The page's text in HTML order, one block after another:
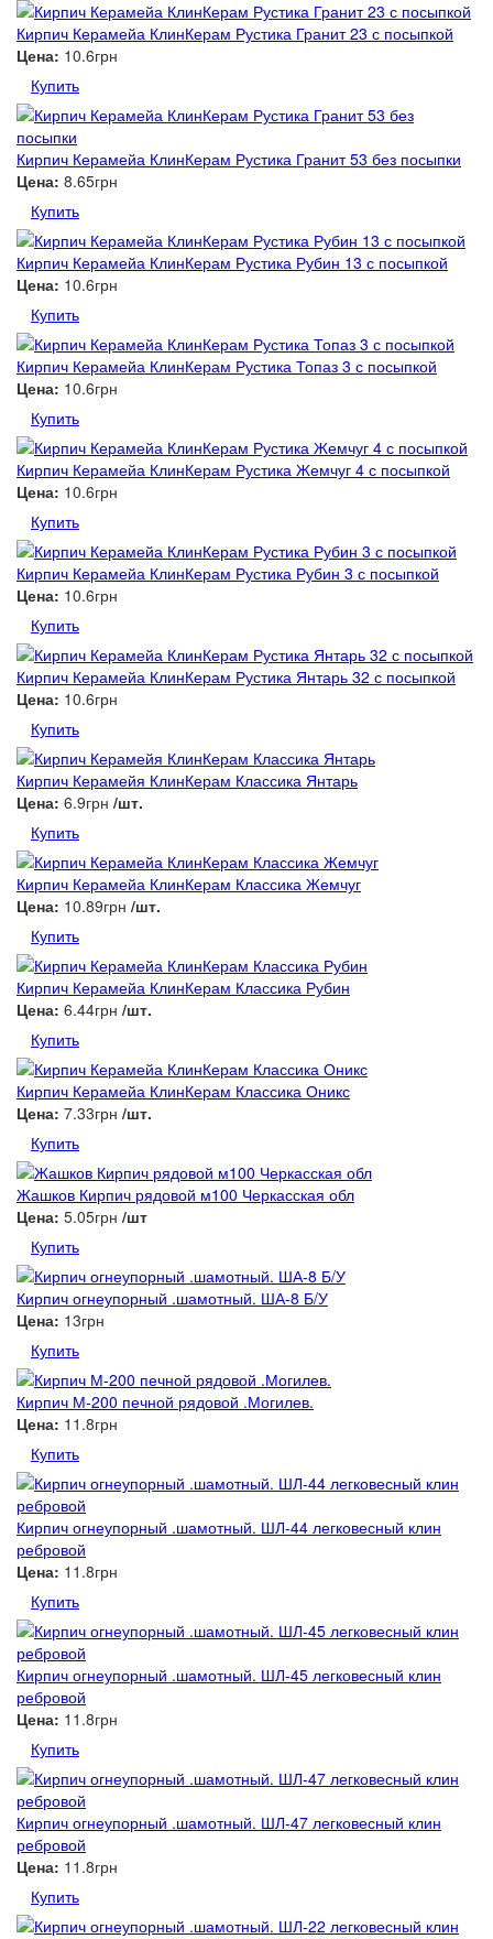
Кирпич Керамейа КлинКерам Рустика Гранит 23 с посыпкой
Цена: 10.6грн
Купить
Кирпич Керамейа КлинКерам Рустика Гранит 53 без посыпки
Цена: 8.65грн
Купить
Кирпич Керамейа КлинКерам Рустика Рубин 13 с посыпкой
Цена: 10.6грн
Купить
Кирпич Керамейа КлинКерам Рустика Топаз 3 с посыпкой
Цена: 10.6грн
Купить
Кирпич Керамейа КлинКерам Рустика Жемчуг 4 с посыпкой
Цена: 10.6грн
Купить
Кирпич Керамейа КлинКерам Рустика Рубин 3 с посыпкой
Цена: 10.6грн
Купить
Кирпич Керамейа КлинКерам Рустика Янтарь 32 с посыпкой
Цена: 10.6грн
Купить
Кирпич Керамейя КлинКерам Классика Янтарь
Цена: 6.9грн /шт.
Купить
Кирпич Керамейа КлинКерам Классика Жемчуг
Цена: 10.89грн /шт.
Купить
Кирпич Керамейа КлинКерам Классика Рубин
Цена: 6.44грн /шт.
Купить
Кирпич Керамейа КлинКерам Классика Оникс
Цена: 7.33грн /шт.
Купить
Жашков Кирпич рядовой м100 Черкасская обл
Цена: 5.05грн /шт
Купить
Кирпич огнеупорный .шамотный. ША-8 Б/У
Цена: 13грн
Купить
Кирпич М-200 печной рядовой .Могилев.
Цена: 11.8грн
Купить
Кирпич огнеупорный .шамотный. ШЛ-44 легковесный клин
ребровой
Цена: 11.8грн
Купить
Кирпич огнеупорный .шамотный. ШЛ-45 легковесный клин
ребровой
Цена: 11.8грн
Купить
Кирпич огнеупорный .шамотный. ШЛ-47 легковесный клин
ребровой
Цена: 11.8грн
Купить